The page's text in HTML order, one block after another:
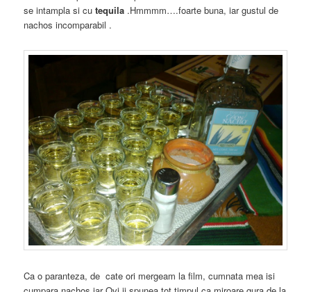
se intampla si cutequila .Hmmmm….foarte buna, iar gustul de
nachos incomparabil .
Ca o paranteza, de cate ori mergeam la film, cumnata mea isi